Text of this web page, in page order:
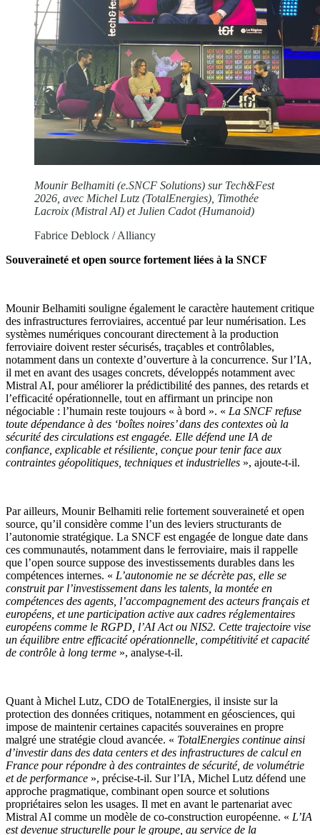
Mounir Belhamiti (e.SNCF Solutions) sur Tech&Fest
2026, avec Michel Lutz (TotalEnergies), Timothée
Lacroix (Mistral AI) et Julien Cadot (Humanoid)
Fabrice Deblock / Alliancy
Souveraineté et open source fortement liées à la SNCF
Mounir Belhamiti souligne également le caractère hautement critique
des infrastructures ferroviaires, accentué par leur numérisation. Les
systèmes numériques concourant directement à la production
ferroviaire doivent rester sécurisés, traçables et contrôlables,
notamment dans un contexte d’ouverture à la concurrence. Sur l’IA,
il met en avant des usages concrets, développés notamment avec
Mistral AI, pour améliorer la prédictibilité des pannes, des retards et
l’efficacité opérationnelle, tout en affirmant un principe non
négociable : l’humain reste toujours « à bord ». « La SNCF refuse
toute dépendance à des ‘boîtes noires’ dans des contextes où la
sécurité des circulations est engagée. Elle défend une IA de
confiance, explicable et résiliente, conçue pour tenir face aux
contraintes géopolitiques, techniques et industrielles », ajoute-t-il.
Par ailleurs, Mounir Belhamiti relie fortement souveraineté et open
source, qu’il considère comme l’un des leviers structurants de
l’autonomie stratégique. La SNCF est engagée de longue date dans
ces communautés, notamment dans le ferroviaire, mais il rappelle
que l’open source suppose des investissements durables dans les
compétences internes. « L’autonomie ne se décrète pas, elle se
construit par l’investissement dans les talents, la montée en
compétences des agents, l’accompagnement des acteurs français et
européens, et une participation active aux cadres réglementaires
européens comme le RGPD, l’AI Act ou NIS2. Cette trajectoire vise
un équilibre entre efficacité opérationnelle, compétitivité et capacité
de contrôle à long terme », analyse-t-il.
Quant à Michel Lutz, CDO de TotalEnergies, il insiste sur la
protection des données critiques, notamment en géosciences, qui
impose de maintenir certaines capacités souveraines en propre
malgré une stratégie cloud avancée. « TotalEnergies continue ainsi
d’investir dans des data centers et des infrastructures de calcul en
France pour répondre à des contraintes de sécurité, de volumétrie
et de performance », précise-t-il. Sur l’IA, Michel Lutz défend une
approche pragmatique, combinant open source et solutions
propriétaires selon les usages. Il met en avant le partenariat avec
Mistral AI comme un modèle de co-construction européenne. « L’IA
est devenue structurelle pour le groupe, au service de la